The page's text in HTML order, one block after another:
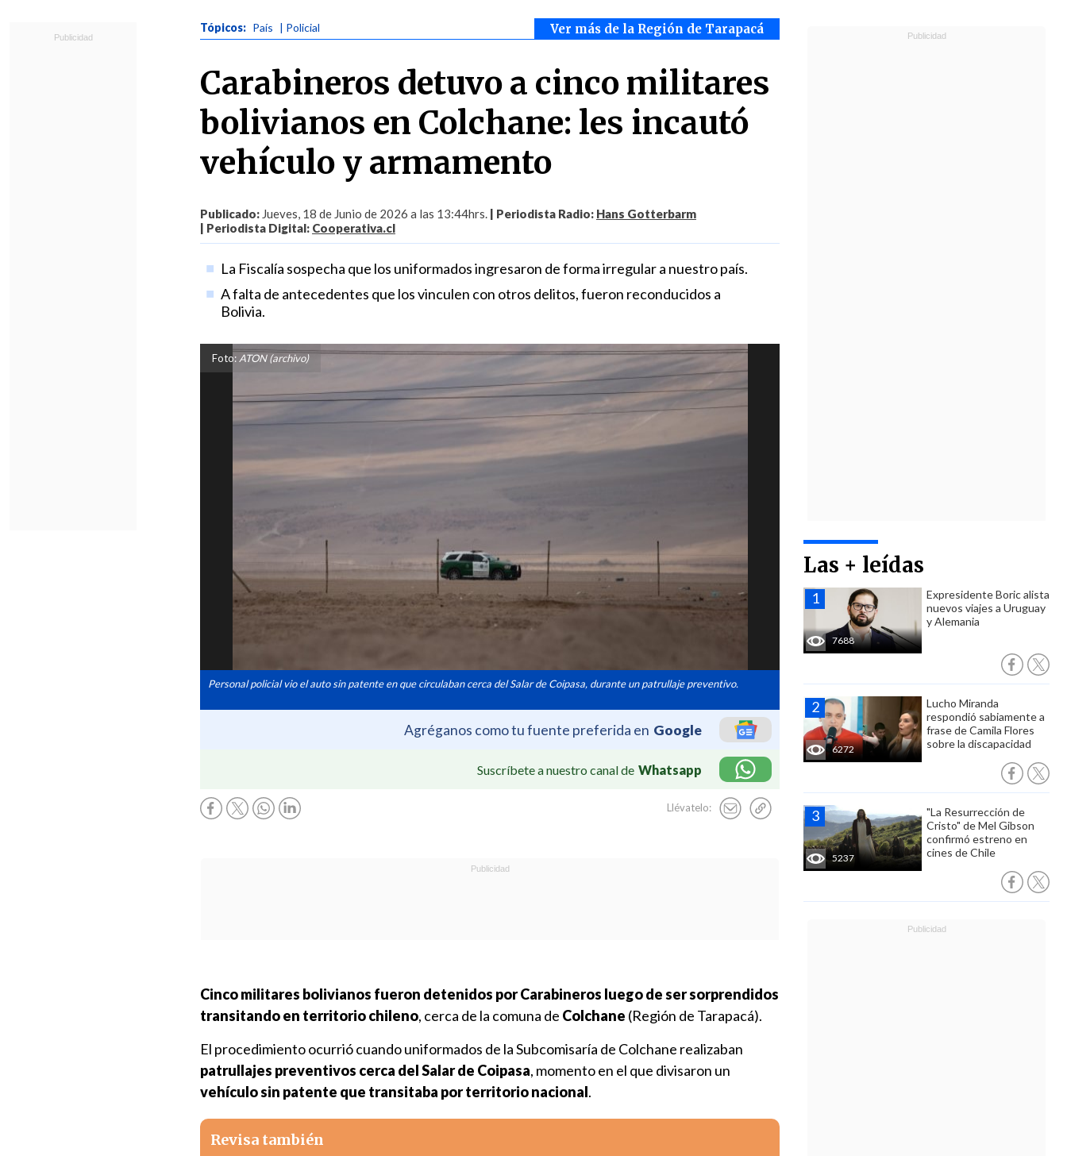
Ver más de la Región de Tarapacá
Tópicos: País | Policial
Carabineros detuvo a cinco militares
bolivianos en Colchane: les incautó
vehículo y armamento
Publicado: Jueves, 18 de Junio de 2026 a las 13:44hrs. | Periodista Radio: Hans Gotterbarm
| Periodista Digital: Cooperativa.cl
La Fiscalía sospecha que los uniformados ingresaron de forma irregular a nuestro país.
A falta de antecedentes que los vinculen con otros delitos, fueron reconducidos a
Bolivia.
Foto: ATON (archivo)
Personal policial vio el auto sin patente en que circulaban cerca del Salar de Coipasa, durante un patrullaje preventivo.
Agréganos como tu fuente preferida en Google
Suscríbete a nuestro canal de Whatsapp
Llévatelo:
Las + leídas
7688
Expresidente Boric alista
nuevos viajes a Uruguay
y Alemania
6272
Lucho Miranda
respondió sabiamente a
frase de Camila Flores
sobre la discapacidad
5237
"La Resurrección de
Cristo" de Mel Gibson
confirmó estreno en
cines de Chile
Cinco militares bolivianos fueron detenidos por Carabineros luego de ser sorprendidos
transitando en territorio chileno, cerca de la comuna de Colchane (Región de Tarapacá).
El procedimiento ocurrió cuando uniformados de la Subcomisaría de Colchane realizaban
patrullajes preventivos cerca del Salar de Coipasa, momento en el que divisaron un
vehículo sin patente que transitaba por territorio nacional.
Revisa también